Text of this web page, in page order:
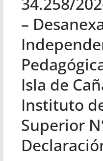
–
Isla de
Instituto
Superior